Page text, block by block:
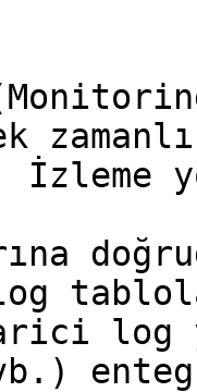
İzleme
log